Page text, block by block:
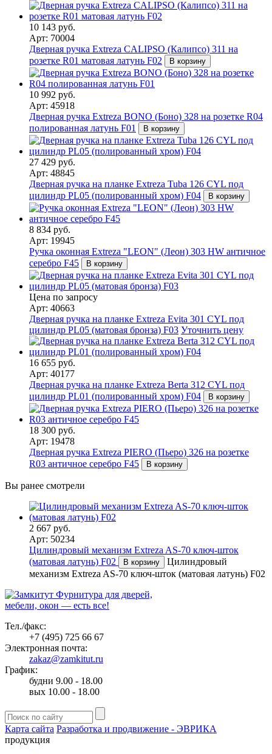
10 143 руб.
Арт: 70004
Дверная ручка Extreza CALIPSO (Калипсо) 311 на
розетке R01 матовая латунь F02
В корзину
10 992 руб.
Арт: 45918
Дверная ручка Extreza BONO (Боно) 328 на розетке R04
полированная латунь F01
В корзину
27 429 руб.
Арт: 48845
Дверная ручка на планке Extreza Tuba 126 CYL под
цилиндр PL05 (полированный хром) F04
В корзину
8 834 руб.
Арт: 19945
Ручка оконная Extreza "LEON" (Леон) 303 HW античное
серебро F45
В корзину
Цена по запросу
Арт: 40663
Дверная ручка на планке Extreza Evita 301 CYL под
цилиндр PL05 (матовая бронза) F03 Уточнить цену
16 655 руб.
Арт: 40177
Дверная ручка на планке Extreza Berta 312 CYL под
цилиндр PL01 (полированный хром) F04
В корзину
18 300 руб.
Арт: 19478
Дверная ручка Extreza PIERO (Пьеро) 326 на розетке
R03 античное серебро F45
В корзину
Вы ранее смотрели
2 667 руб.
Арт: 50234
Цилиндровый механизм Extreza AS-70 ключ-шток
(матовая латунь) F02
В корзину
Цилиндровый
механизм Extreza AS-70 ключ-шток (матовая латунь) F02
Фурнитура для дверей,
мебели, окон — есть все!
Тел./факс:
+7 (495) 725 66 67
Электронная почта:
zakaz@zamkitut.ru
График:
будни 9.00 - 18.00
вых 10.00 - 18.00
Карта сайта Разработка и продвижение - ЭВРИКА
продукция